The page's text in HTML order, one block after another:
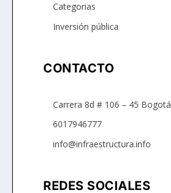
Categorias
Inversión pública
CONTACTO
Carrera 8d # 106 – 45 Bogotá
6017946777
info@infraestructura.info
REDES SOCIALES